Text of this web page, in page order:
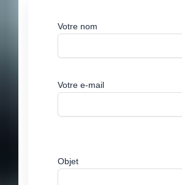
Votre nom
Votre e-mail
Objet